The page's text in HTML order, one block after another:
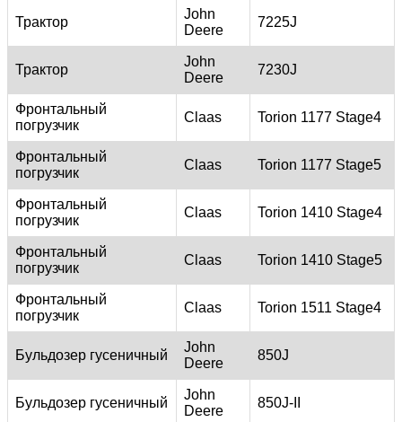
Трактор
John
Deere
7225J
Трактор
John
Deere
7230J
Фронтальный
погрузчик
Claas Torion 1177 Stage4
Фронтальный
погрузчик
Claas Torion 1177 Stage5
Фронтальный
погрузчик
Claas Torion 1410 Stage4
Фронтальный
погрузчик
Claas Torion 1410 Stage5
Фронтальный
погрузчик
Claas Torion 1511 Stage4
Бульдозер гусеничный
John
Deere
850J
Бульдозер гусеничный
John
Deere
850J-II